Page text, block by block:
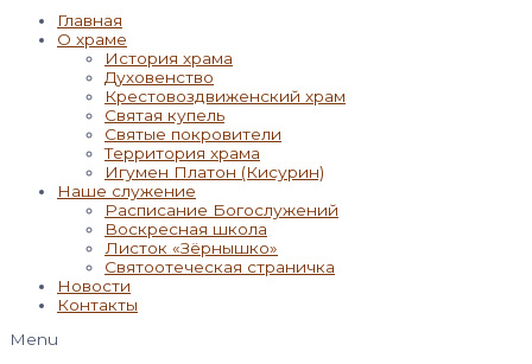
Главная
О храме
История храма
Духовенство
Крестовоздвиженский храм
Святая купель
Святые покровители
Территория храма
Игумен Платон (Кисурин)
Наше служение
Расписание Богослужений
Воскресная школа
Листок «Зёрнышко»
Святоотеческая страничка
Новости
Контакты
Menu